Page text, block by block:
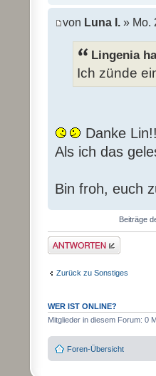
von Luna I. » Mo.
Lingenia
Ich zünde
Danke
Als ich das
Bin froh, euch
Beiträge
Antwort erstellen
Zurück zu Sonstiges
WER IST ONLINE?
Mitglieder in diesem Forum: 0
Foren-Übersicht